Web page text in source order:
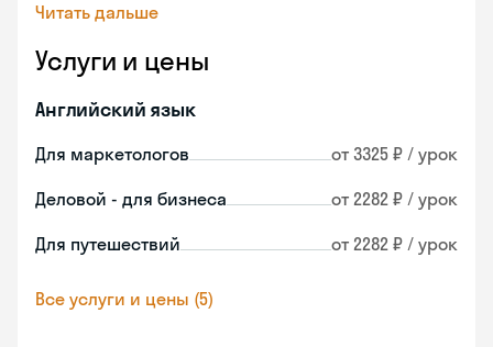
Читать дальше
Услуги и цены
Английский язык
Для маркетологов от 3325 ₽ / урок
Деловой - для бизнеса от 2282 ₽ / урок
Для путешествий от 2282 ₽ / урок
Все услуги и цены (5)